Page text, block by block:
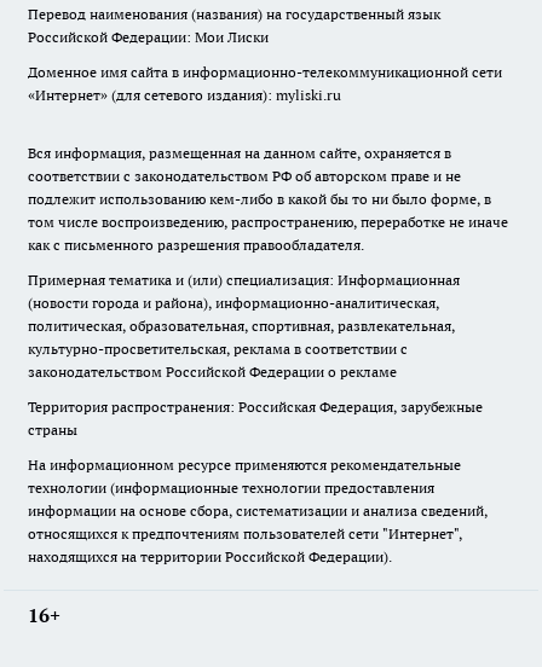
Перевод наименования (названия) на государственный язык
Российской Федерации: Мои Лиски
Доменное имя сайта в информационно-телекоммуникационной сети
«Интернет» (для сетевого издания): myliski.ru
Вся информация, размещенная на данном сайте, охраняется в
соответствии с законодательством РФ об авторском праве и не
подлежит использованию кем-либо в какой бы то ни было форме, в
том числе воспроизведению, распространению, переработке не иначе
как с письменного разрешения правообладателя.
Примерная тематика и (или) специализация: Информационная
(новости города и района), информационно-аналитическая,
политическая, образовательная, спортивная, развлекательная,
культурно-просветительская, реклама в соответствии с
законодательством Российской Федерации о рекламе
Территория распространения: Российская Федерация, зарубежные
страны
На информационном ресурсе применяются рекомендательные
технологии (информационные технологии предоставления
информации на основе сбора, систематизации и анализа сведений,
относящихся к предпочтениям пользователей сети "Интернет",
находящихся на территории Российской Федерации).
16+